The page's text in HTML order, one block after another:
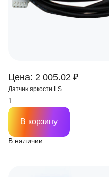
Цена: 2 005.02 ₽
Датчик яркости LS
В наличии
В корзину